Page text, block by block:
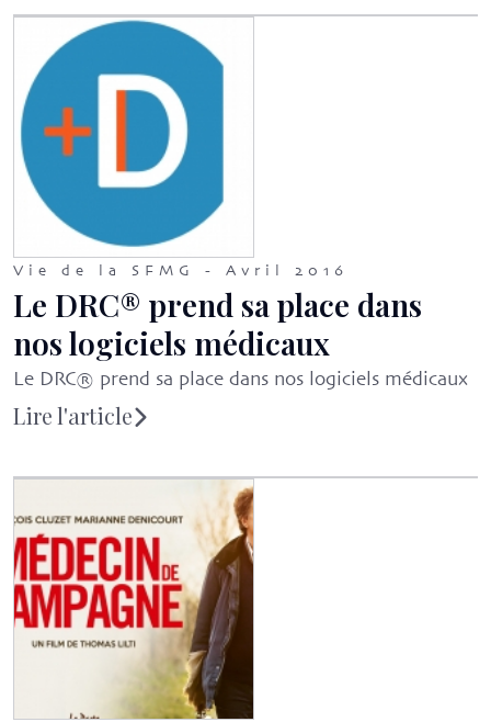
Vie de la SFMG - Avril 2016
Le DRC® prend sa place dans
nos logiciels médicaux
Le DRC® prend sa place dans nos logiciels médicaux
Lire l'article